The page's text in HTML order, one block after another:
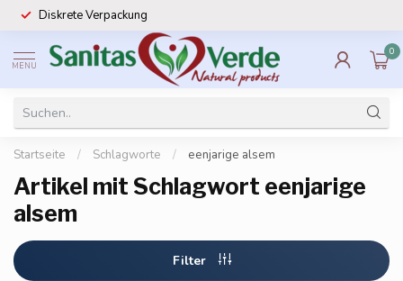
Diskrete Verpackung
MENU
0
Startseite / Schlagworte / eenjarige alsem
Artikel mit Schlagwort eenjarige
alsem
Filter